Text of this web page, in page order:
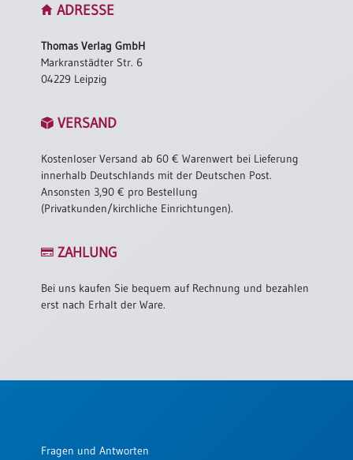
ADRESSE
Thomas Verlag GmbH
Markranstädter Str. 6
04229 Leipzig
VERSAND
Kostenloser Versand ab 60 € Warenwert bei Lieferung
innerhalb Deutschlands mit der Deutschen Post.
Ansonsten 3,90 € pro Bestellung
(Privatkunden/kirchliche Einrichtungen).
ZAHLUNG
Bei uns kaufen Sie bequem auf Rechnung und bezahlen
erst nach Erhalt der Ware.
Fragen und Antworten